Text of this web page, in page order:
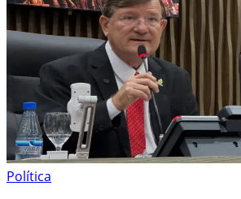
Política